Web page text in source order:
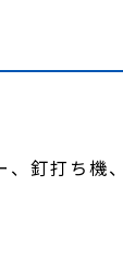
、釘打ち機